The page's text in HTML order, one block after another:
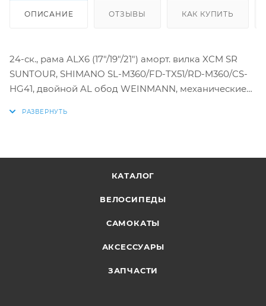
ОПИСАНИЕ ОТЗЫВЫ КАК КУПИТЬ
24-ск., рама ALX6 (17"/19"/21") аморт. вилка XCM SR
SUNTOUR, SHIMANO SL-M360/FD-TX51/RD-M360/CS-
HG41, двойной AL обод WEINMANN, механические
КАТАЛОГ
ВЕЛОСИПЕДЫ
САМОКАТЫ
АКСЕССУАРЫ
ЗАПЧАСТИ